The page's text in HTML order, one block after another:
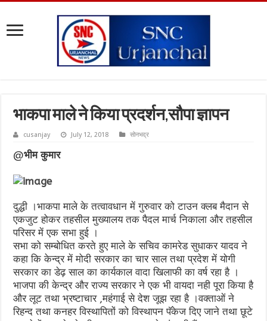
भाकपा माले ने किया प्रदर्शन,सौपा ज्ञापन
cusanjay July 12, 2018 सोनभद्र
@भीम कुमार
दुद्धी ।भाकपा माले के तत्वावधान में गुरुवार को टाउन क्लब मैदान से
एकजुट होकर तहसील मुख्यालय तक पैदल मार्च निकाला और तहसील
परिसर में एक सभा हुई ।
सभा को सम्बोधित करते हुए माले के सचिव कामरेड सुधाकर यादव ने
कहा कि केन्द्र में मोदी सरकार का चार साल तथा प्रदेश में योगी
सरकार का डेढ़ साल का कार्यकाल वादा खिलाफी का वर्ष रहा है ।
भाजपा की केन्द्र और राज्य सरकार ने एक भी वायदा नही पूरा किया है
और लूट तथा भ्रष्टाचार ,महंगाई से देश जूझ रहा है ।वक्ताओं ने
रिहन्द तथा कनहर विस्थापितों को विस्थापन पॅकेज दिए जाने तथा छूटे